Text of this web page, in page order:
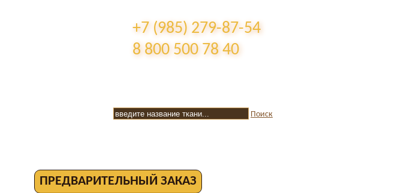
+7 (985) 279-87-54
8 800 500 78 40
Поиск
ПРЕДВАРИТЕЛЬНЫЙ ЗАКАЗ